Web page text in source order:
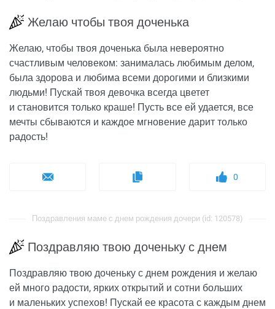
Желаю чтобы твоя доченька
Желаю, чтобы твоя доченька была невероятно
счастливым человеком: занималась любимым делом,
была здорова и любима всеми дорогими и близкими
людьми! Пускай твоя девочка всегда цветет
и становится только краше! Пусть все ей удается, все
мечты сбываются и каждое мгновение дарит только
радость!
0
Поздравления маме с днем рождения дочери (id: 120578)
Поздравляю твою доченьку с днем
Поздравляю твою доченьку с днем рождения и желаю
ей много радости, ярких открытий и сотни больших
и маленьких успехов! Пускай ее красота с каждым днем